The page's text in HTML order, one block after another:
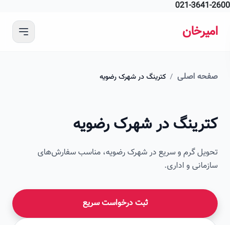
021-
اصلی / کترینگ در شهرک رضویه
در شهرک رضویه
گرم و سریع در شهرک رضویه، مناسب سفارش‌های
و اداری.
ثبت درخواست سریع
تصویر این صفحه به زودی اضافه می‌شود